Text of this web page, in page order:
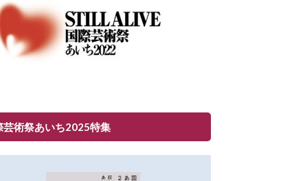
芸術祭あいち2025特集